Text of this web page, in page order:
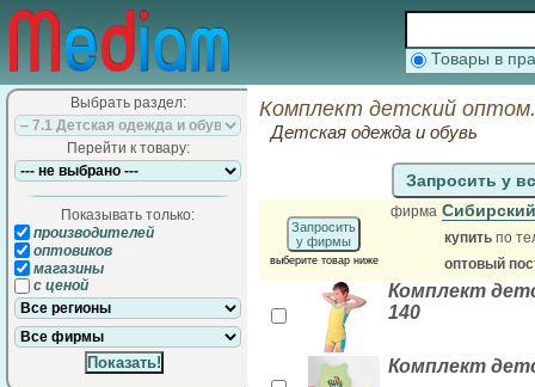
Товары в
Выбрать раздел:
Перейти к товару:
Показывать только:
производителей
оптовиков
магазины
с ценой
Комплект детский
Детская одежда и обувь
Запросить у
Запросить
у фирмы
выберите товар ниже
фирма
купить по
оптовый
Комплект
140
Комплект